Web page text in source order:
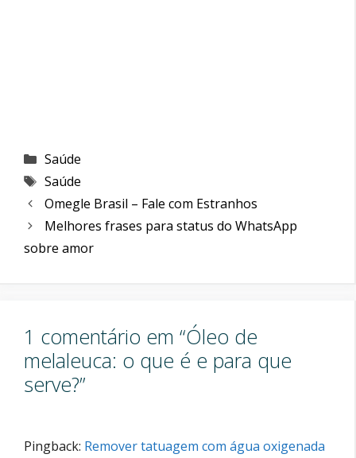
Categorias
Saúde
Etiquetas
Saúde
Omegle Brasil – Fale com Estranhos
Melhores frases para status do WhatsApp
sobre amor
1 comentário em “Óleo de
melaleuca: o que é e para que
serve?”
Pingback: Remover tatuagem com água oxigenada